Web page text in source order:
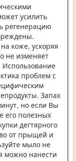
усилить
регенерацию
коже, ускоряя
не изменяет
Использование
проблем с
Запах
но если Вы
его полезных
дегтярного
от прыщей и
мыло не
можно нанести